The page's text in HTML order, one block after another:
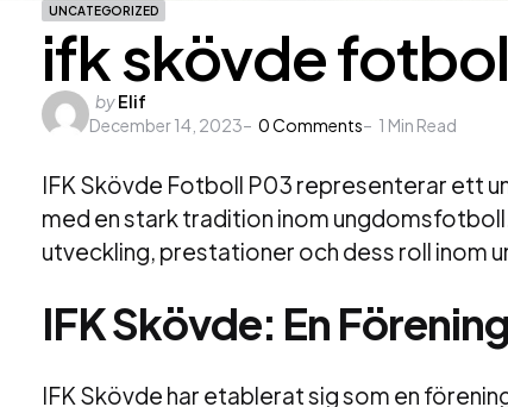
UNCATEGORIZED
ifk skövde
Posted
by
byElif
December 14, 2023
0Comments 1 Min Read
IFK Skövde Fotboll P03 representerar ett
med en stark tradition inom
utveckling, prestationer och dess roll inom
IFK Skövde: En
IFK Skövde har etablerat sig som en